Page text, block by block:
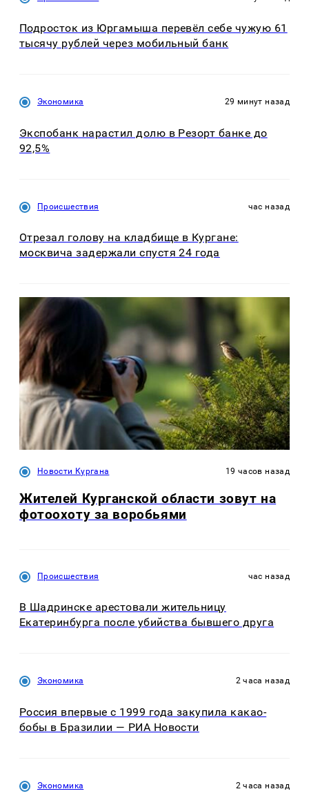
Подросток из Юргамыша перевёл себе чужую 61
тысячу рублей через мобильный банк
Экономика 29 минут назад
Экспобанк нарастил долю в Резорт банке до
92,5%
Происшествия час назад
Отрезал голову на кладбище в Кургане:
москвича задержали спустя 24 года
Новости Кургана 19 часов назад
Жителей Курганской области зовут на
фотоохоту за воробьями
Происшествия час назад
В Шадринске арестовали жительницу
Екатеринбурга после убийства бывшего друга
Экономика 2 часа назад
Россия впервые с 1999 года закупила какао-
бобы в Бразилии — РИА Новости
Экономика 2 часа назад